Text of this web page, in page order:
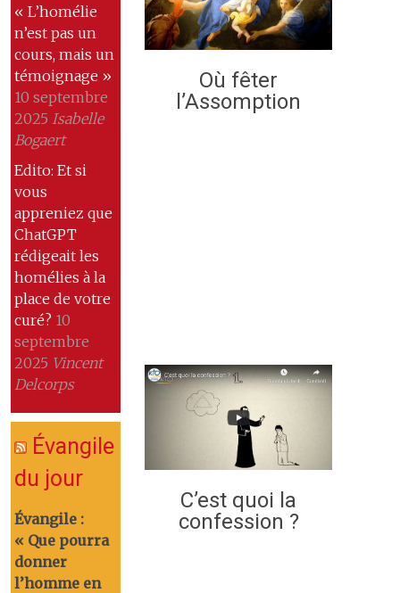
« L’homélie
n’est pas un
cours, mais un
témoignage »
10 septembre
2025 Isabelle
Bogaert
Edito: Et si
vous
appreniez que
ChatGPT
rédigeait les
homélies à la
place de votre
curé? 10
septembre
2025 Vincent
Delcorps
Évangile
du jour
Évangile :
« Que pourra
donner
l’homme en
Où fêter
l’Assomption
C’est quoi la
confession ?